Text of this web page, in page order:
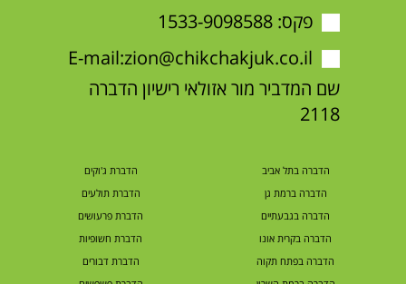
פקס: 1533-9098588
E-mail:zion@chikchakjuk.co.il
שם המדביר מור אזולאי רישיון הדברה
2118
הדברה בתל אביב
הדברה ברמת גן
הדברה בגבעתיים
הדברה בקרית אונו
הדברה בפתח תקוה
הדברת ג'וקים
הדברת תולעים
הדברת פרעושים
הדברת חשופיות
הדברת דבורים